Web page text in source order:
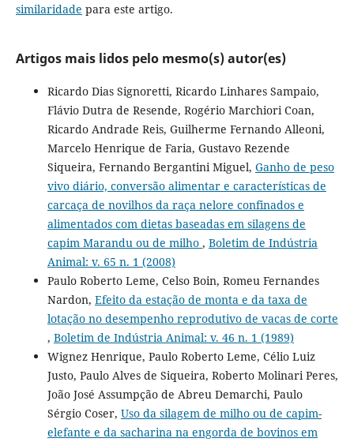
similaridade para este artigo.
Artigos mais lidos pelo mesmo(s) autor(es)
Ricardo Dias Signoretti, Ricardo Linhares Sampaio,
Flávio Dutra de Resende, Rogério Marchiori Coan,
Ricardo Andrade Reis, Guilherme Fernando Alleoni,
Marcelo Henrique de Faria, Gustavo Rezende
Siqueira, Fernando Bergantini Miguel, Ganho de peso
vivo diário, conversão alimentar e características de
carcaça de novilhos da raça nelore confinados e
alimentados com dietas baseadas em silagens de
capim Marandu ou de milho , Boletim de Indústria
Animal: v. 65 n. 1 (2008)
Paulo Roberto Leme, Celso Boin, Romeu Fernandes
Nardon, Efeito da estação de monta e da taxa de
lotação no desempenho reprodutivo de vacas de corte
, Boletim de Indústria Animal: v. 46 n. 1 (1989)
Wignez Henrique, Paulo Roberto Leme, Célio Luiz
Justo, Paulo Alves de Siqueira, Roberto Molinari Peres,
João José Assumpção de Abreu Demarchi, Paulo
Sérgio Coser, Uso da silagem de milho ou de capim-
elefante e da sacharina na engorda de bovinos em